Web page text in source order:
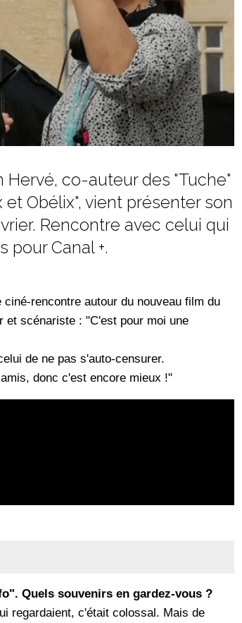
co-auteur des "Tuche"
et Obélix", vient présenter son
Rencontre avec celui qui
pour Canal +.
rencontre autour du nouveau film du
et scénariste : "C'est pour moi une
de ne pas s'auto-censurer.
donc c'est encore mieux !"
Quels souvenirs en gardez-vous ?
regardaient, c'était colossal. Mais de